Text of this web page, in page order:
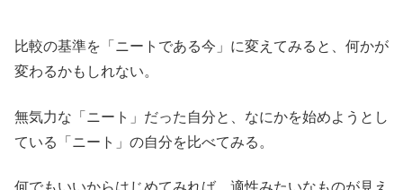
比較の基準を「ニートである今」に変えてみると、何かが
変わるかもしれない。
無気力な「ニート」だった自分と、なにかを始めようとし
ている「ニート」の自分を比べてみる。